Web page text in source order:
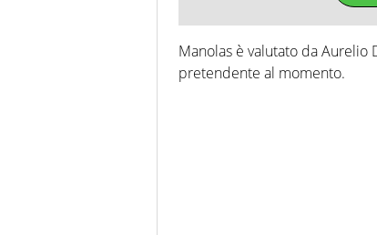
Manolas è valutato da
pretendente al momento.